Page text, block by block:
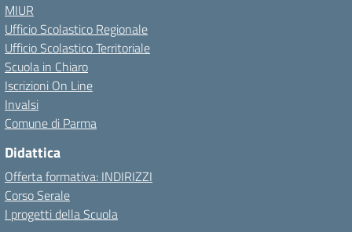
MIUR
Ufficio Scolastico Regionale
Ufficio Scolastico Territoriale
Scuola in Chiaro
Iscrizioni On Line
Invalsi
Comune di Parma
Didattica
Offerta formativa: INDIRIZZI
Corso Serale
I progetti della Scuola